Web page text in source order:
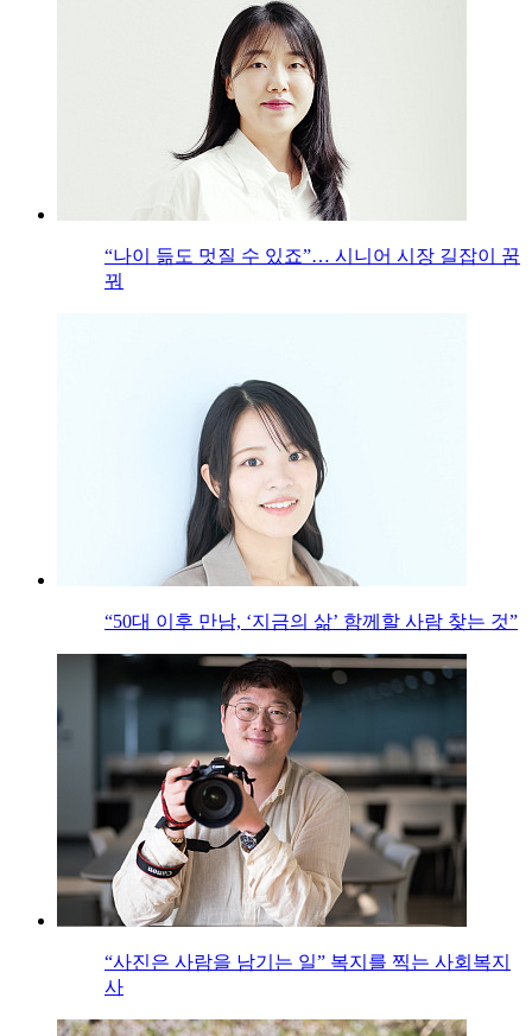
“나이 듦도 멋질 수 있죠”… 시니어 시장 길잡이 꿈
꿔
“50대 이후 만남, ‘지금의 삶’ 함께할 사람 찾는 것”
“사진은 사람을 남기는 일” 복지를 찍는 사회복지
사